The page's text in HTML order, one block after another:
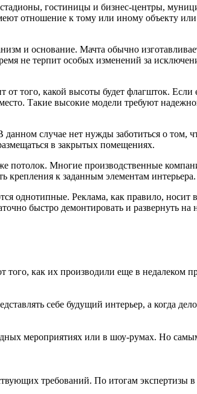
гостиницы и бизнес-центры,
отношение к тому или иному объекту
и основание. Мачта обычно
не терпит особых изменений за
того, какой высоты будет флагшток.
Такие высокие модели требуют
случае нет нужды заботиться о том,
в закрытых помещениях.
потолок. Многие производственные
крепления к заданным элементам интерьера.
однотипные. Реклама, как правило, носит
быстро демонтировать и развернуть на
того, как их производили еще в
себе будущий интерьер, а когда
мероприятиях или в шоу-румах. Но
требований. По итогам экспертизы